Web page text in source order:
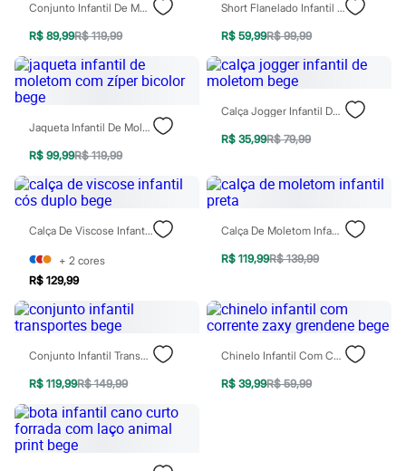
Personagens
Bluey
Disney
Hello Kitty
Homem Aranha
Minecraft
Naruto
Patrulha Canina
Sonic
Stitch
Beleza
Kits
Perfumes árabes
Novidades
Cabelos
Condicionador
Escovas e Pentes
Finalizadores
Shampoo
Tratamento
Cuidados com o corpo
Hidratante
Protetor solar
Tratamento
Cuidados com o rosto
Esfoliante
Hidratante
Protetor solar
Conjunto Infantil De Moletom Liberty Marrom
R$ 89,99R$ 119,99
Short Flanelado Infantil Animal Print Bege
R$ 59,99R$ 99,99
Jaqueta Infantil De Moletom Com Zíper Bicolor Bege
R$ 99,99R$ 119,99
Calça Jogger Infantil De Moletom Bege
R$ 35,99R$ 79,99
Calça De Viscose Infantil Cós Duplo Bege
+ 2 cores
R$ 129,99
Calça De Moletom Infantil Preta
R$ 119,99R$ 139,99
Conjunto Infantil Transportes Bege
R$ 119,99R$ 149,99
Chinelo Infantil Com Corrente Zaxy Grendene Bege
R$ 39,99R$ 59,99